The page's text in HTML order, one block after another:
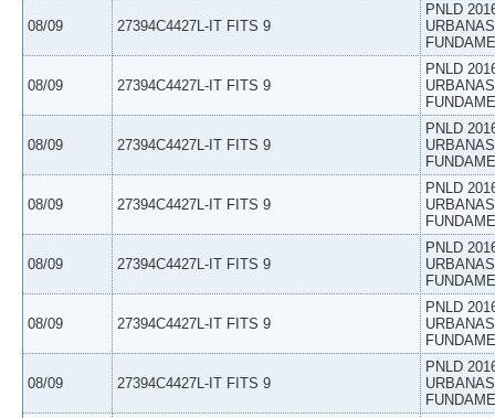
08/09 27394C4427L-IT FITS 9
PNLD
08/09 27394C4427L-IT FITS 9
PNLD
08/09 27394C4427L-IT FITS 9
PNLD
08/09 27394C4427L-IT FITS 9
PNLD
08/09 27394C4427L-IT FITS 9
PNLD
08/09 27394C4427L-IT FITS 9
PNLD
08/09 27394C4427L-IT FITS 9
PNLD